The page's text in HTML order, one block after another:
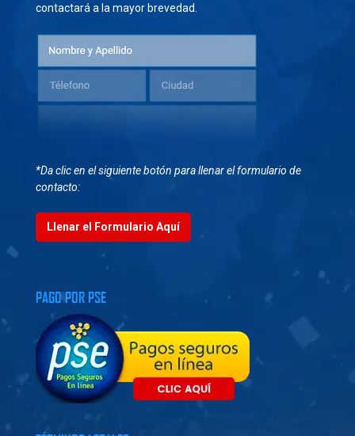
contactará a la mayor brevedad.
*Da clic en el siguiente botón para llenar el formulario de
contacto:
Llenar el Formulario Aquí
PAGO POR PSE